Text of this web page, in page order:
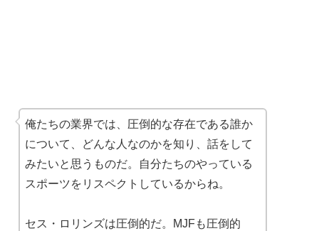
俺たちの業界では、圧倒的な存在である誰か
について、どんな人なのかを知り、話をして
みたいと思うものだ。自分たちのやっている
スポーツをリスペクトしているからね。
セス・ロリンズは圧倒的だ。MJFも圧倒的